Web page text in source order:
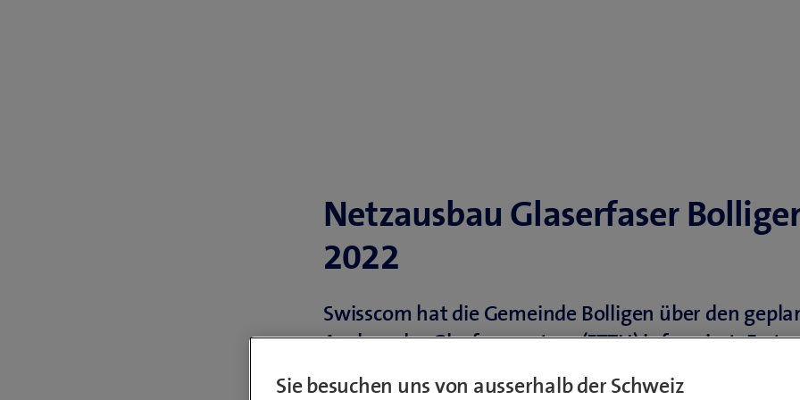
Netzausbau Glaserfaser
2022
Swisscom hat die Gemeinde Bolligen über den
Ausbau des Glasfasernetzes (FTTH) informiert. Erste
Bauarbeiten sind ab Winter 2021 geplant, bereits im
Sie besuchen uns von ausserhalb der Schweiz